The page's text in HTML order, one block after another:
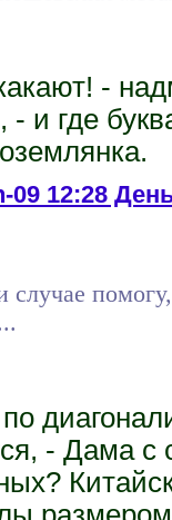
-
и где
09 12:28
случае
- Дама с